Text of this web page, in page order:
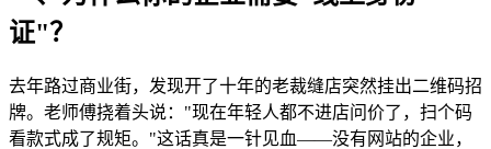
证"？
去年路过商业街，发现开了十年的老裁缝店突然挂出二维码招
牌。老师傅挠着头说："现在年轻人都不进店问价了，扫个码
看款式成了规矩。"这话真是一针见血——没有网站的企业，